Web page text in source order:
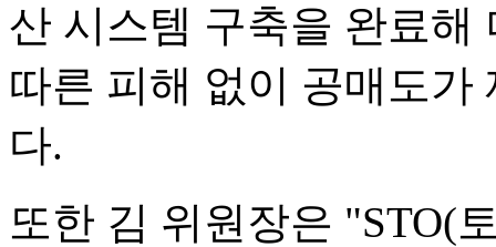
산 시스템 구축을 완료해
따른 피해 없이 공매도
다.
또한 김 위원장은 "STO(